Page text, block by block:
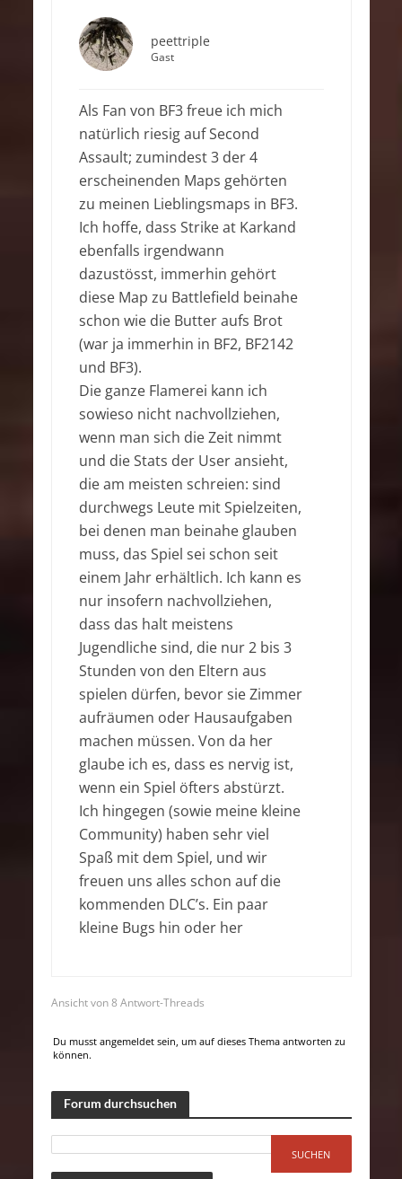
peettriple
Gast
Als Fan von BF3 freue ich mich
natürlich riesig auf Second
Assault; zumindest 3 der 4
erscheinenden Maps gehörten
zu meinen Lieblingsmaps in BF3.
Ich hoffe, dass Strike at Karkand
ebenfalls irgendwann
dazustösst, immerhin gehört
diese Map zu Battlefield beinahe
schon wie die Butter aufs Brot
(war ja immerhin in BF2, BF2142
und BF3).
Die ganze Flamerei kann ich
sowieso nicht nachvollziehen,
wenn man sich die Zeit nimmt
und die Stats der User ansieht,
die am meisten schreien: sind
durchwegs Leute mit Spielzeiten,
bei denen man beinahe glauben
muss, das Spiel sei schon seit
einem Jahr erhältlich. Ich kann es
nur insofern nachvollziehen,
dass das halt meistens
Jugendliche sind, die nur 2 bis 3
Stunden von den Eltern aus
spielen dürfen, bevor sie Zimmer
aufräumen oder Hausaufgaben
machen müssen. Von da her
glaube ich es, dass es nervig ist,
wenn ein Spiel öfters abstürzt.
Ich hingegen (sowie meine kleine
Community) haben sehr viel
Spaß mit dem Spiel, und wir
freuen uns alles schon auf die
kommenden DLC’s. Ein paar
kleine Bugs hin oder her
Ansicht von 8 Antwort-Threads
Du musst angemeldet sein, um auf dieses Thema antworten zu
können.
Forum durchsuchen